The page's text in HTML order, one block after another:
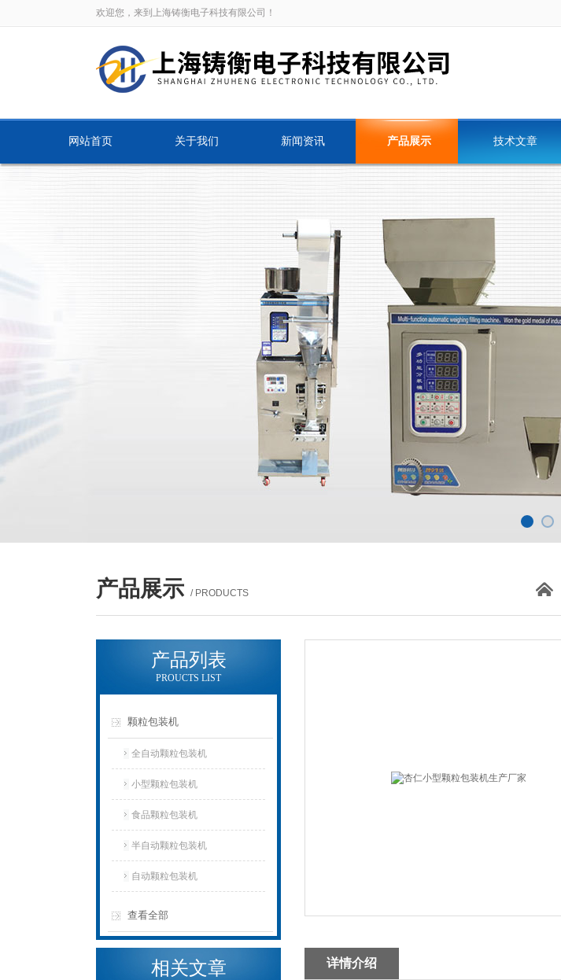
欢迎您，来到上海铸衡电子科技有限公司！
网站首页 关于我们 新闻资讯 产品展示 技术文章
产品展示 / PRODUCTS
产品列表
PROUCTS LIST
颗粒包装机
全自动颗粒包装机
小型颗粒包装机
食品颗粒包装机
半自动颗粒包装机
自动颗粒包装机
查看全部
相关文章 详情介绍